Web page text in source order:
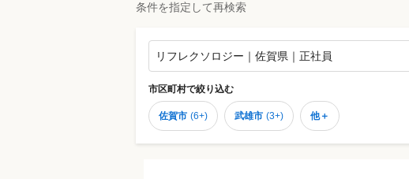
条件を指定して再検索
リフレクソロジー｜佐賀県｜正社員
市区町村で絞り込む
佐賀市 (6+) 武雄市 (3+) 他＋